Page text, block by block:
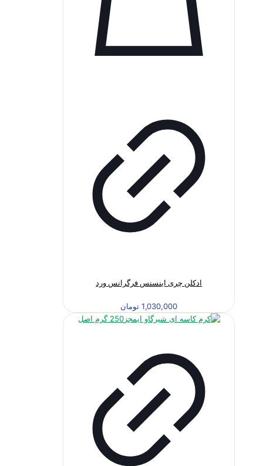
ادکلن چری اینسنس فرگرانس ورد
1,030,000 تومان